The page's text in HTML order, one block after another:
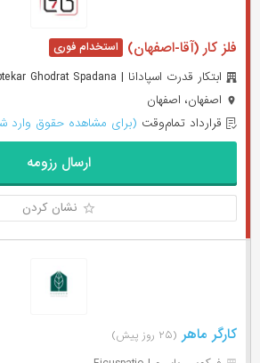
فلز کار (آقا-اصفهان)
ابتکار قدرت اسپادانا | Ebtekar Ghodrat Spadana
اصفهان، اصفهان
قرارداد تمام‌وقت (برای مشاهده حقوق وارد
ارسال رزومه
نشان کردن
کارگر ماهر (۲۵ روز پیش)